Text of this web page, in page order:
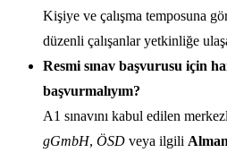
Kişiye ve çalışma temposuna
düzenli çalışanlar yetkinliğe
Resmi sınav başvurusu için
başvurmalıyım?
A1 sınavını kabul edilen
gGmbH, ÖSD veya ilgili